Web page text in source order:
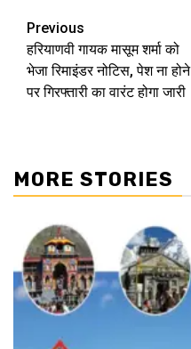
Continue
Reading
Previous
हरियाणवी गायक मासूम शर्मा को
भेजा रिमाइंडर नोटिस, पेश ना होने
पर गिरफ्तारी का वारंट होगा जारी
MORE STORIES